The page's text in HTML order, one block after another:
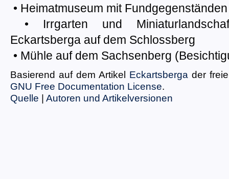
• Heimatmuseum mit
• Irrgarten und
Eckartsberga auf dem Schlossberg
• Mühle auf dem Sachsenberg
Basierend auf dem Artikel Eckartsberga der
GNU Free Documentation License.
Quelle | Autoren und Artikelversionen